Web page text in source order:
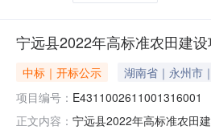
宁远县2022年高标准农田建
中标｜开标公示
湖南省｜永州市
项目编号： E4311002611001316001
正文内容： 宁远县2022年高标准农田